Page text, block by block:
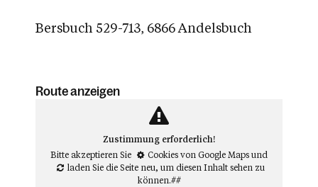
Bersbuch 529-713, 6866 Andelsbuch
Route anzeigen
Zustimmung erforderlich!
Bitte akzeptieren Sie
Cookies von Google Mapsund
laden Sie die Seite neu, um diesen Inhalt sehen zu
können.##